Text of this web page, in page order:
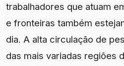
trabalhadores que atuam
e fronteiras também
dia. A alta circulação de
das mais variadas regiões